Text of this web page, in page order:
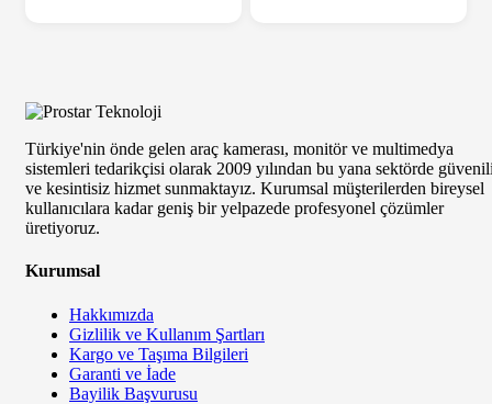
Türkiye'nin önde gelen araç kamerası, monitör ve multimedya
sistemleri tedarikçisi olarak 2009 yılından bu yana sektörde
ve kesintisiz hizmet sunmaktayız. Kurumsal müşterilerden bireysel
kullanıcılara kadar geniş bir yelpazede profesyonel çözümler
üretiyoruz.
Kurumsal
Hakkımızda
Gizlilik ve Kullanım Şartları
Kargo ve Taşıma Bilgileri
Garanti ve İade
Bayilik Başvurusu